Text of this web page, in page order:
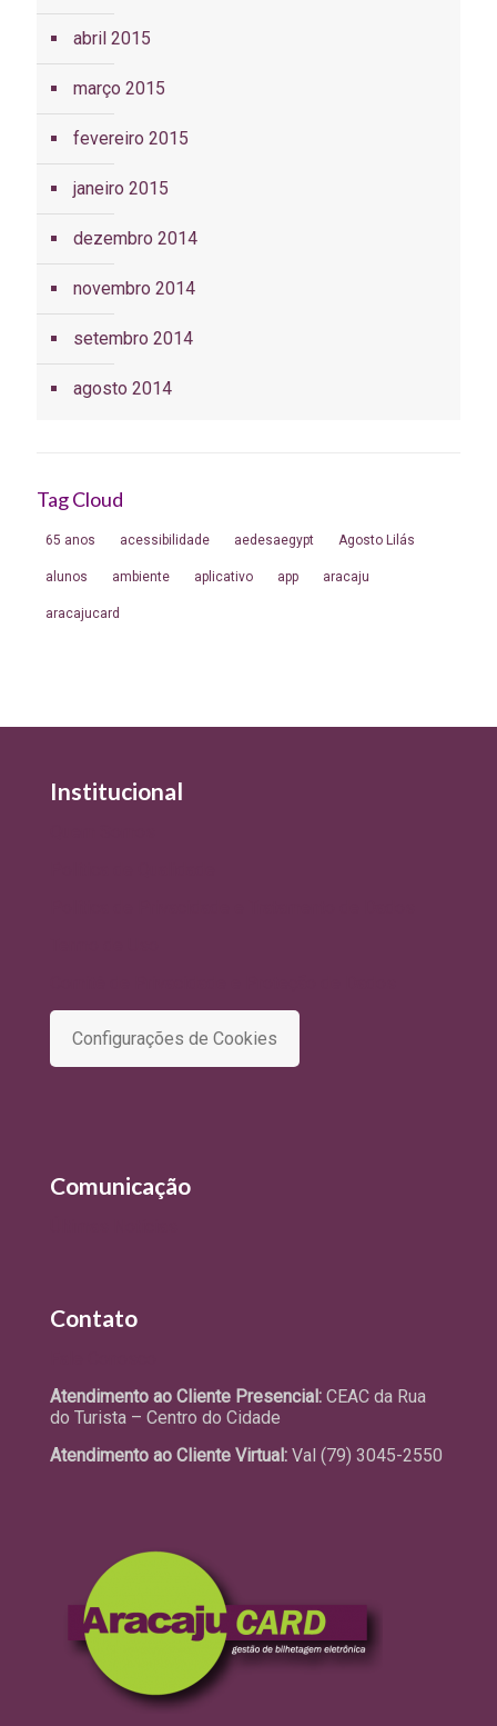
abril 2015
março 2015
fevereiro 2015
janeiro 2015
dezembro 2014
novembro 2014
setembro 2014
agosto 2014
Tag Cloud
65 anos acessibilidade aedesaegypt Agosto Lilás
alunos ambiente aplicativo app aracaju
aracajucard
Institucional
Configurações de Cookies
Comunicação
Contato
Atendimento ao Cliente Presencial: CEAC da Rua
do Turista – Centro do Cidade
Atendimento ao Cliente Virtual: Val (79) 3045-2550